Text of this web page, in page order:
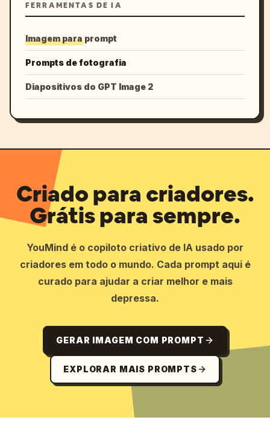
FERRAMENTAS DE IA
Imagem para prompt
Prompts de fotografia
Diapositivos do GPT Image 2
Criado para criadores.
Grátis para sempre.
YouMind é o copiloto criativo de IA usado por
criadores em todo o mundo. Cada prompt aqui é
curado para ajudar a criar melhor e mais
depressa.
GERAR IMAGEM COM PROMPT
EXPLORAR MAIS PROMPTS